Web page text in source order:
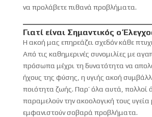
να προλάβετε πιθανά προβλήματα.
Γιατί είναι Σημαντικός ο
Η ακοή μας επηρεάζει σχεδόν κάθε
Από τις καθημερινές συνομιλίες με
πρόσωπα μέχρι τη δυνατότητα να
ήχους της φύσης, η υγιής ακοή
ποιότητα ζωής. Παρ’ όλα αυτά, πολλοί
παραμελούν την ακοολογική τους υγεία
εμφανιστούν σοβαρά προβλήματα.